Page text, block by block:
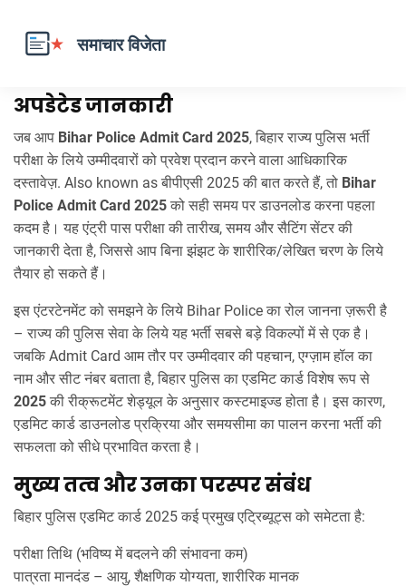
अपडेटेड जानकारी
जब आप Bihar Police Admit Card 2025, बिहार राज्य पुलिस भर्ती
परीक्षा के लिये उम्मीदवारों को प्रवेश प्रदान करने वाला आधिकारिक
दस्तावेज़. Also known as बीपीएसी 2025 की बात करते हैं, तो Bihar
Police Admit Card 2025 को सही समय पर डाउनलोड करना पहला
कदम है। यह एंट्री पास परीक्षा की तारीख, समय और सैटिंग सेंटर की
जानकारी देता है, जिससे आप बिना झंझट के शारीरिक/लेखित चरण के लिये
तैयार हो सकते हैं।
इस एंटरटेनमेंट को समझने के लिये Bihar Police का रोल जानना ज़रूरी है
– राज्य की पुलिस सेवा के लिये यह भर्ती सबसे बड़े विकल्पों में से एक है।
जबकि Admit Card आम तौर पर उम्मीदवार की पहचान, एग्ज़ाम हॉल का
नाम और सीट नंबर बताता है, बिहार पुलिस का एडमिट कार्ड विशेष रूप से
2025 की रीक्रूटमेंट शेड्यूल के अनुसार कस्टमाइज्ड होता है। इस कारण,
एडमिट कार्ड डाउनलोड प्रक्रिया और समयसीमा का पालन करना भर्ती की
सफलता को सीधे प्रभावित करता है।
मुख्य तत्व और उनका परस्पर संबंध
बिहार पुलिस एडमिट कार्ड 2025 कई प्रमुख एट्रिब्यूट्स को समेटता है:
परीक्षा तिथि (भविष्य में बदलने की संभावना कम)
पात्रता मानदंड – आयु, शैक्षणिक योग्यता, शारीरिक मानक